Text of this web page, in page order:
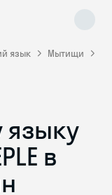
язык
Мытищи
языку
в